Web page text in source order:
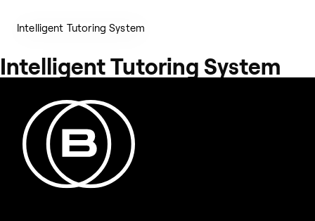
Intelligent Tutoring System
Intelligent Tutoring System